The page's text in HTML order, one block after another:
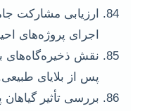
ارزیابی مشارکت
اجرای پروژه‌های
نقش ذخیره‌گاه‌های
پس از بلایای
بررسی تأثیر